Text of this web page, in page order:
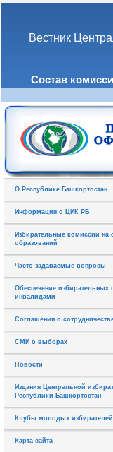
Вестник
Состав
О Республике Башкортостан
Информация о ЦИК РБ
Избирательные комиссии на
образований
Часто задаваемые вопросы
Обеспечение
инвалидами
Соглашения о
СМИ о выборах
Новости
Издания Центральной
Республики Башкортостан
Клубы молодых избирателей
Карта сайта